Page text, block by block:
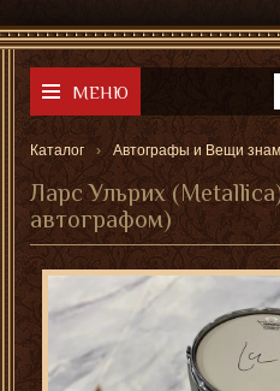
МЕНЮ
Каталог Автографы и Вещи
Ларс Ульрих
автографом)